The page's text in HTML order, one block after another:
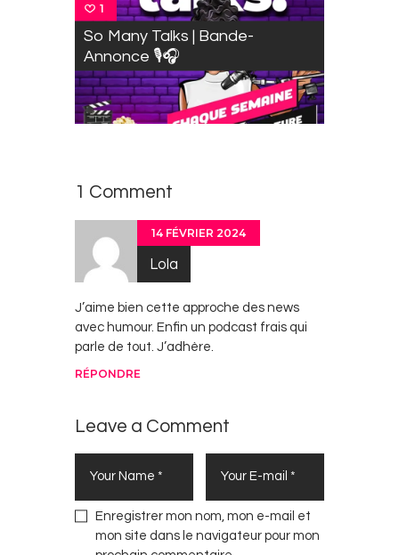
1
So Many Talks | Bande-
Annonce 🎙️🎧
1 Comment
14 FÉVRIER 2024
Lola
J’aime bien cette approche des news
avec humour. Enfin un podcast frais qui
parle de tout. J’adhère.
RÉPONDRE
Leave a Comment
Enregistrer mon nom, mon e-mail et
mon site dans le navigateur pour mon